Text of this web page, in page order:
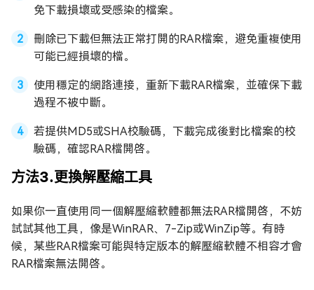
免下載損壞或受感染的檔案。
刪除已下載但無法正常打開的RAR檔案，避免重複使用
可能已經損壞的檔。
使用穩定的網路連接，重新下載RAR檔案，並確保下載
過程不被中斷。
若提供MD5或SHA校驗碼，下載完成後對比檔案的校
驗碼，確認RAR檔開啓。
方法3.更換解壓縮工具
如果你一直使用同一個解壓縮軟體都無法RAR檔開啓，不妨
試試其他工具，像是WinRAR、7-Zip或WinZip等。有時
候，某些RAR檔案可能與特定版本的解壓縮軟體不相容才會
RAR檔案無法開啓。